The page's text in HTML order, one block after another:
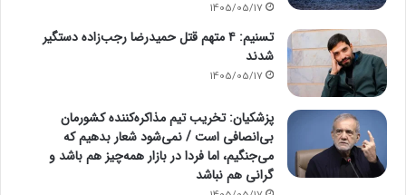
1405/05/17
تسنیم: ۴ متهم قتل حمیدرضا رجب‌زاده دستگیر
شدند
1405/05/17
پزشکیان: تخریب تیم مذاکره‌کننده کشورمان
بی‌انصافی است / نمی‌شود شعار بدهیم که
می‌جنگیم، اما فردا در بازار همه‌چیز هم باشد و
گرانی هم نباشد